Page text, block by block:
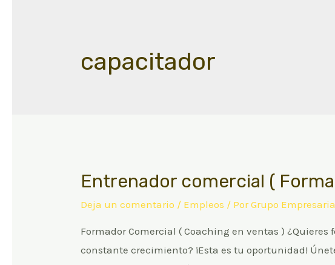
capacitador
Entrenador comercial (
Deja un comentario / Empleos / PorGrupo
Formador Comercial ( Coaching en ventas )
constante crecimiento? ¡Esta es tu oportunidad!